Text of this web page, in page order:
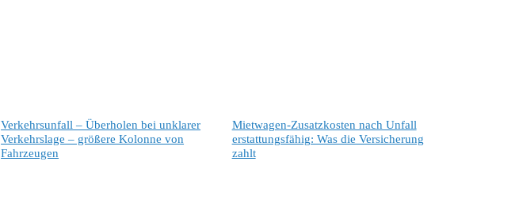
Verkehrsunfall – Überholen bei unklarer
Verkehrslage – größere Kolonne von
Fahrzeugen
Mietwagen-Zusatzkosten nach Unfall
erstattungsfähig: Was die Versicherung
zahlt